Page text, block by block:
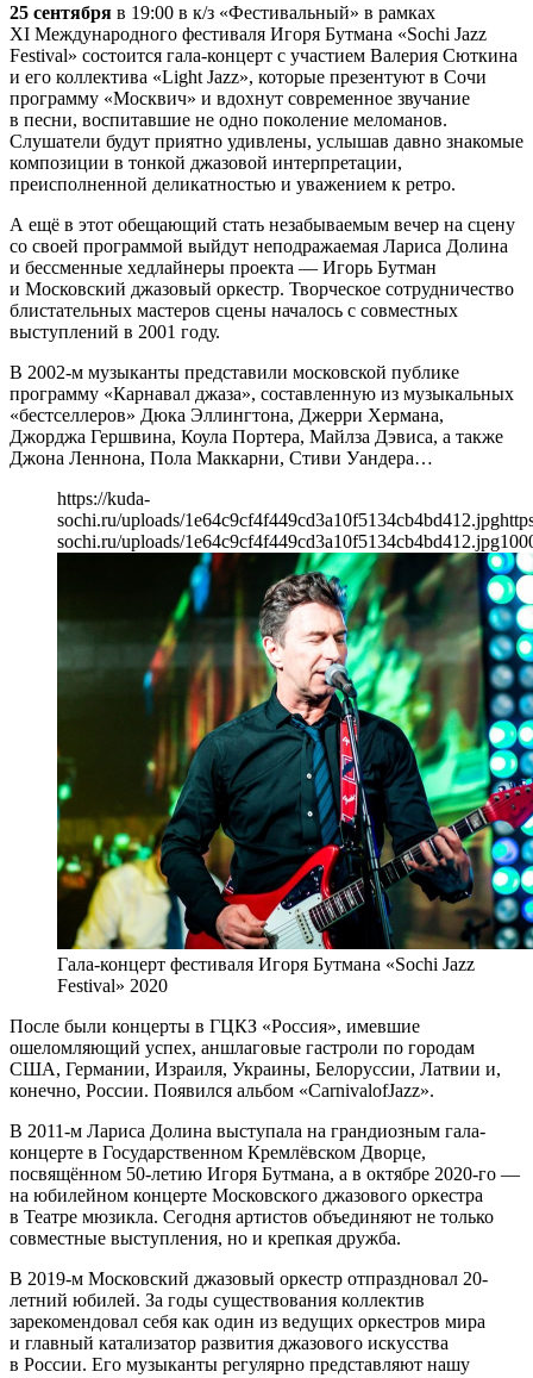
25 сентября в 19:00 в к/з «Фестивальный» в рамках
XI Международного фестиваля Игоря Бутмана «Sochi Jazz
Festival» состоится гала-концерт с участием Валерия Сюткина
и его коллектива «Light Jazz», которые презентуют в Сочи
программу «Москвич» и вдохнут современное звучание
в песни, воспитавшие не одно поколение меломанов.
Слушатели будут приятно удивлены, услышав давно знакомые
композиции в тонкой джазовой интерпретации,
преисполненной деликатностью и уважением к ретро.
А ещё в этот обещающий стать незабываемым вечер на сцену
со своей программой выйдут неподражаемая Лариса Долина
и бессменные хедлайнеры проекта — Игорь Бутман
и Московский джазовый оркестр. Творческое сотрудничество
блистательных мастеров сцены началось с совместных
выступлений в 2001 году.
В 2002-м музыканты представили московской публике
программу «Карнавал джаза», составленную из музыкальных
«бестселлеров» Дюка Эллингтона, Джерри Хермана,
Джорджа Гершвина, Коула Портера, Майлза Дэвиса, а также
Джона Леннона, Пола Маккарни, Стиви Уандера…
https://kuda-
sochi.ru/uploads/1e64c9cf4f449cd3a10f5134cb4bd412.jpg
sochi.ru/uploads/1e64c9cf4f449cd3a10f5134cb4bd412.jpg
Гала-концерт фестиваля Игоря Бутмана «Sochi Jazz
Festival» 2020
После были концерты в ГЦКЗ «Россия», имевшие
ошеломляющий успех, аншлаговые гастроли по городам
США, Германии, Израиля, Украины, Белоруссии, Латвии и,
конечно, России. Появился альбом «CarnivalofJazz».
В 2011-м Лариса Долина выступала на грандиозным гала-
концерте в Государственном Кремлёвском Дворце,
посвящённом 50-летию Игоря Бутмана, а в октябре 2020-го —
на юбилейном концерте Московского джазового оркестра
в Театре мюзикла. Сегодня артистов объединяют не только
совместные выступления, но и крепкая дружба.
В 2019-м Московский джазовый оркестр отпраздновал 20-
летний юбилей. За годы существования коллектив
зарекомендовал себя как один из ведущих оркестров мира
и главный катализатор развития джазового искусства
в России. Его музыканты регулярно представляют нашу